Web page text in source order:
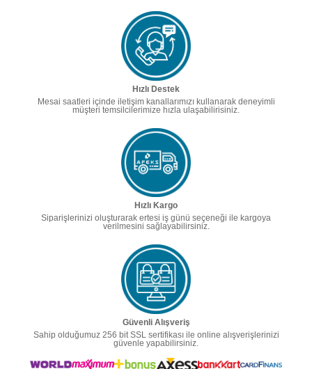
Hızlı Destek
Mesai saatleri içinde iletişim kanallarımızı kullanarak deneyimli
müşteri temsilcilerimize hızla ulaşabilirisiniz.
Hızlı Kargo
Siparişlerinizi oluşturarak ertesi iş günü seçeneği ile kargoya
verilmesini sağlayabilirsiniz.
Güvenli Alışveriş
Sahip olduğumuz 256 bit SSL sertifikası ile online alışverişlerinizi
güvenle yapabilirsiniz.